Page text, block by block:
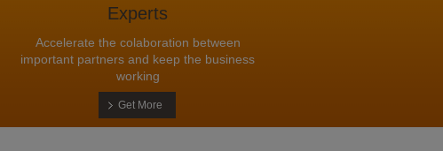
Experts
Accelerate the colaboration between
important partners and keep the business
working
Get More